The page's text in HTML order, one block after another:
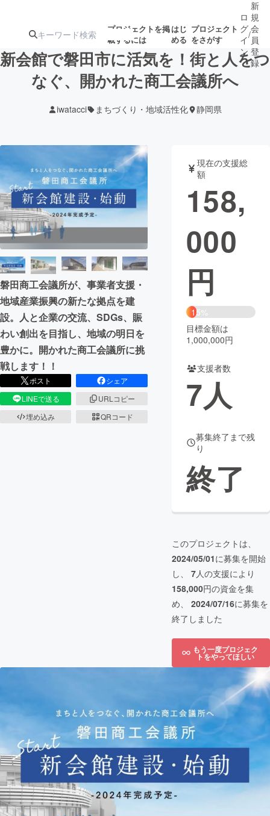
プロジェクトを掲
載するには
はじ
める
プロジェクト
をさがす
ターン
ジェクト
募集終了が近いプ
ロジェクト
されます
音楽
テクノロジー・ガジェット ゲーム・サ
映像・映画
ビジネス・起業
まちづくり・地域活性化
CAMPFIRE for Social Good
CAMPFIRE Creation
CAMPFIREふるさと納税machi-ya コミュニティ
ロ
グ
イ
ン
/
新
規
会
員
登
録
新会館で磐田市に活気を！街と人をつ
なぐ、開かれた商工会議所へ
iwatacci まちづくり・地域活性化 静岡県
磐田商工会議所が、事業者支援・
地域産業振興の新たな拠点を建
設。人と企業の交流、SDGs、賑
わい創出を目指し、地域の明日を
豊かに。開かれた商工会議所に挑
戦します！！
ポスト
シェア
LINEで送る
URLコピー
埋め込み
QRコード
現在の支援総
額
158,
000
円
15%
目標金額は
1,000,000円
支援者数
7人
募集終了まで残
り
終了
このプロジェクトは、
2024/05/01に募集を開始
し、 7人の支援により
158,000円の資金を集
め、 2024/07/16に募集を
終了しました
もう一度プロジェク
トをやってほしい